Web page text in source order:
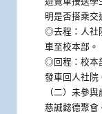
明是否搭乘交
◎去程：人社
車至校本部。
◎回程：校本
發車回人社院
（二）未參
慈誠懿德聚會